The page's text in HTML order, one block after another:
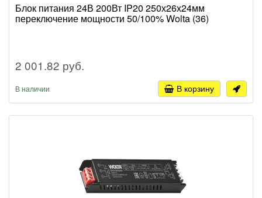
Блок питания 24В 200Вт IP20 250х26х24мм
переключение мощности 50/100% Wolta (36)
2 001.82 руб.
В наличии В корзину